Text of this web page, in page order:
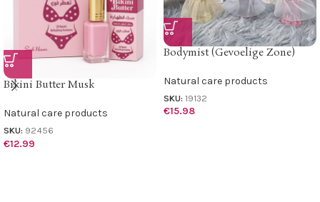
Bikini Butter Musk
Natural care products
SKU: 92456
€12.99
Bodymist (Gevoelige Zone)
Natural care products
SKU: 19132
€15.98